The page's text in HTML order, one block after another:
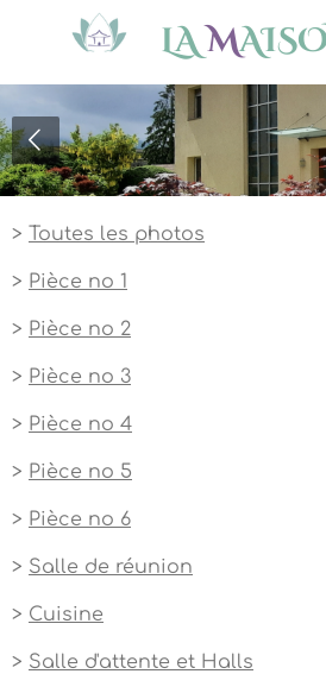
contenu
LAM
> Toutes les photos
> Pièce no 1
> Pièce no 2
> Pièce no 3
> Pièce no 4
> Pièce no 5
> Pièce no 6
> Salle de réunion
> Cuisine
> Salle d'attente et Halls